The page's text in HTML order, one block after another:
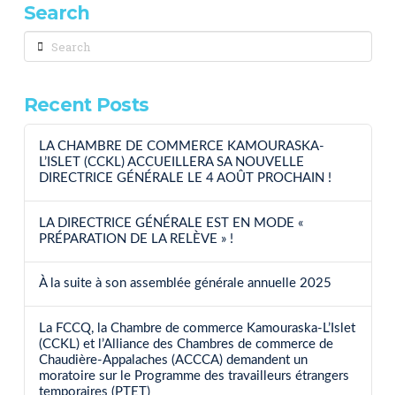
Search
Search
Recent Posts
LA CHAMBRE DE COMMERCE KAMOURASKA-
L’ISLET (CCKL) ACCUEILLERA SA NOUVELLE
DIRECTRICE GÉNÉRALE LE 4 AOÛT PROCHAIN !
LA DIRECTRICE GÉNÉRALE EST EN MODE «
PRÉPARATION DE LA RELÈVE » !
À la suite à son assemblée générale annuelle 2025
La FCCQ, la Chambre de commerce Kamouraska-L’Islet
(CCKL) et l’Alliance des Chambres de commerce de
Chaudière-Appalaches (ACCCA) demandent un
moratoire sur le Programme des travailleurs étrangers
temporaires (PTET)